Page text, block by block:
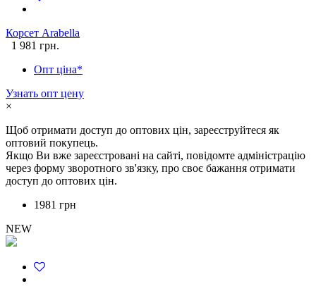
Корсет Arabella
1 981 грн.
Опт ціна*
Узнать опт цену
×
Щоб отримати доступ до оптових цін, зареєструйтеся як
оптовий покупець.
Якщо Ви вже зареєстровані на сайті, повідомте адміністрацію
через форму зворотного зв'язку, про своє бажання отримати
доступ до оптових цін.
1981 грн
NEW